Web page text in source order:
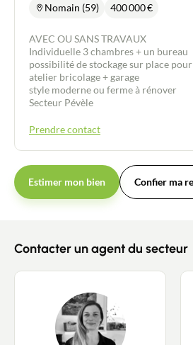
Nomain (59)
400 000€
AVEC OU SANS TRAVAUX
Individuelle 3 chambres + un bureau
possibilité de stockage sur place
atelier bricolage + garage
style moderne ou ferme à rénover
Secteur Pévèle
Prendre contact
Estimer mon bien Confier ma
Contacter un agent du secteur